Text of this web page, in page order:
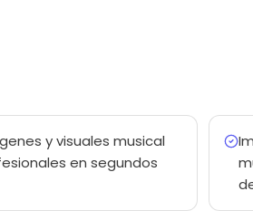
y visuales musical
en segundos